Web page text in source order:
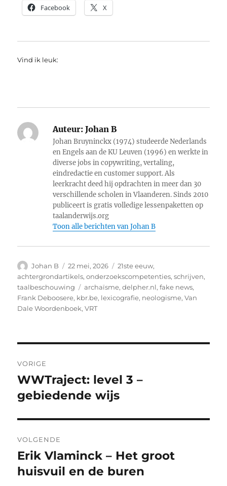
Facebook X
Vind ik leuk:
Auteur: Johan B
Johan Bruyninckx (1974) studeerde Nederlands
en Engels aan de KU Leuven (1996) en werkte in
diverse jobs in copywriting, vertaling,
eindredactie en customer support. Als
leerkracht deed hij opdrachten in meer dan 30
verschillende scholen in Vlaanderen. Sinds 2010
publiceert is gratis volledige lessenpaketten op
taalanderwijs.org
Toon alle berichten van Johan B
Auteur
Johan B
Geplaatst
op
22 mei, 2026 Categorieën
21ste eeuw,
achtergrondartikels,onderzoekscompetenties,schrijven,
taalbeschouwing
Tags
archaïsme,delpher.nl,fake news,
Frank Deboosere, kbr.be, lexicografie, neologisme,Van
Dale Woordenboek,VRT
navigatie
VORIGE
Vorig
bericht:
WWTraject: level 3 –
gebiedende wijs
VOLGENDE
Volgend
bericht:
Erik Vlaminck – Het groot
huisvuil en de buren